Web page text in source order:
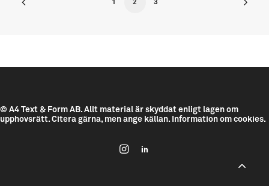
1 2 3
© A4 Text & Form AB. Allt material är skyddat enligt lagen om
upphovsrätt. Citera gärna, men ange källan. Information om cookies.